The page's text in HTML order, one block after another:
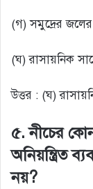
(গ) সমুদ্রের
(ঘ) রাসায়নিক
উত্তর : (ঘ)
৫. নীচের
অনিয়ন্ত্রিত
নয়?